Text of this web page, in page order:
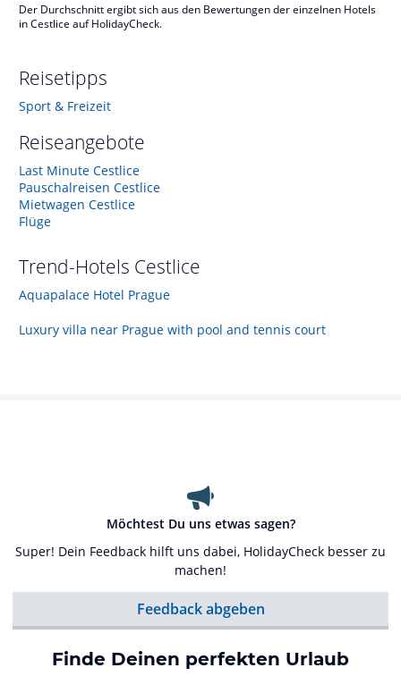
Der Durchschnitt ergibt sich aus den Bewertungen der einzelnen Hotels
in Cestlice auf HolidayCheck.
Reisetipps
Sport & Freizeit
Reiseangebote
Last Minute Cestlice
Pauschalreisen Cestlice
Mietwagen Cestlice
Flüge
Trend-Hotels Cestlice
Aquapalace Hotel Prague
Luxury villa near Prague with pool and tennis court
Möchtest Du uns etwas sagen?
Super! Dein Feedback hilft uns dabei, HolidayCheck besser zu
machen!
Feedback abgeben
Finde Deinen perfekten Urlaub